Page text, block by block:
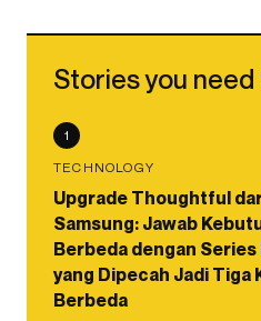
Stories you
1
TECHNOLOGY
Upgrade Thoughtful
Samsung: Jawab
Berbeda dengan Series
yang Dipecah Jadi Tiga
Berbeda